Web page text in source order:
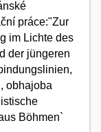
práce:"Zur
im Lichte des
der jüngeren
obhajoba
Böhmen`